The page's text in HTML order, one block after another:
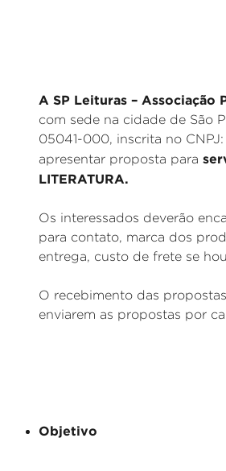
A SP Leituras – Associação
com sede na cidade de São
05041-000, inscrita no
apresentar proposta para
LITERATURA.
Os interessados deverão
para contato, marca dos
entrega, custo de frete se
O recebimento das
enviarem as propostas por
Objetivo